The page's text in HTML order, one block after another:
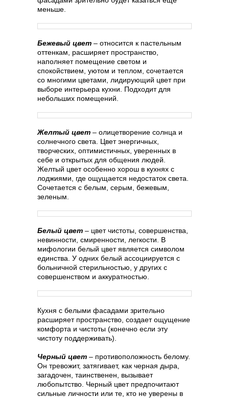
меньше.
Бежевый цвет – относится к пастельным
оттенкам, расширяет пространство,
наполняет помещение светом и
спокойствием, уютом и теплом, сочетается
со многими цветами, лидирующий цвет при
выборе интерьера кухни. Подходит для
небольших помещений.
Желтый цвет – олицетворение солнца и
солнечного света. Цвет энергичных,
творческих, оптимистичных, уверенных в
себе и открытых для общения людей.
Желтый цвет особенно хорош в кухнях с
лоджиями, где ощущается недостаток света.
Сочетается с белым, серым, бежевым,
зеленым.
Белый цвет – цвет чистоты, совершенства,
невинности, смиренности, легкости. В
мифологии белый цвет является символом
единства. У одних белый ассоциируется с
больничной стерильностью, у других с
совершенством и аккуратностью.
Кухня с белыми фасадами зрительно
расширяет пространство, создает ощущение
комфорта и чистоты (конечно если эту
чистоту поддерживать).
Черный цвет – противоположность белому.
Он тревожит, затягивает, как черная дыра,
загадочен, таинственен, вызывает
любопытство. Черный цвет предпочитают
сильные личности или те, кто не уверены в